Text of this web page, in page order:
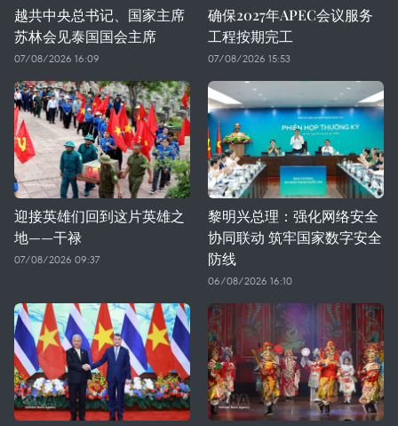
越共中央总书记、国家主席
苏林会见泰国国会主席
07/08/2026 16:09
确保2027年APEC会议服务
工程按期完工
07/08/2026 15:53
迎接英雄们回到这片英雄之
地——干禄
07/08/2026 09:37
黎明兴总理：强化网络安全
协同联动 筑牢国家数字安全
防线
06/08/2026 16:10